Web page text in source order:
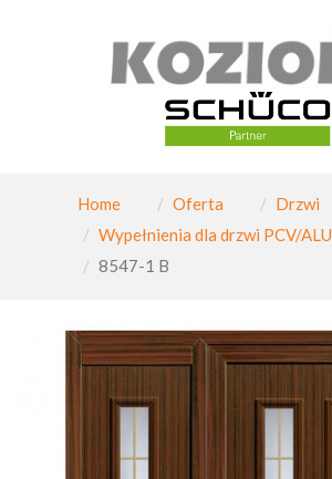
Home Oferta
Drzwi
Wypełnienia dla drzwi PCV/ALU
8547-1 B